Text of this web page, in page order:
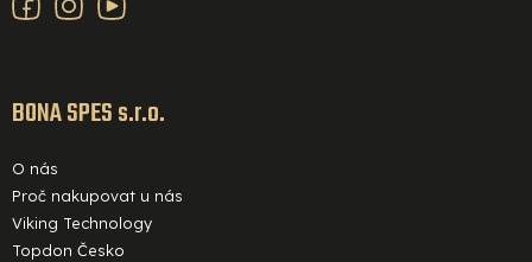
a
BONA SPES s.r.o.
O nás
Proč nakupovat u nás
Viking Technology
Topdon Česko